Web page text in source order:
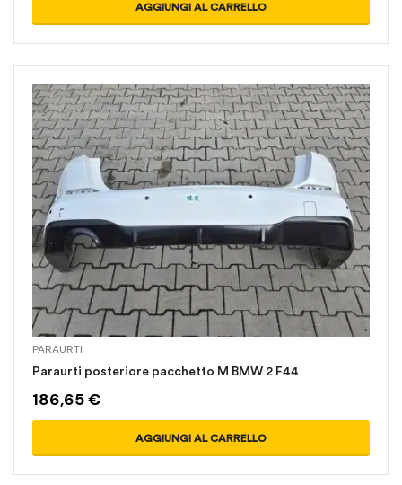
AGGIUNGI AL CARRELLO
PARAURTI
Paraurti posteriore pacchetto M BMW 2 F44
186,65€
AGGIUNGI AL CARRELLO